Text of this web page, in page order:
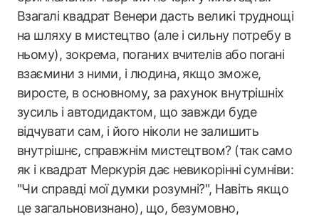
Взагалі квадрат Венери дасть великі труднощі
на шляху в мистецтво (але і сильну потребу в
ньому), зокрема, поганих вчителів або погані
взаємини з ними, і людина, якщо зможе,
виросте, в основному, за рахунок внутрішніх
зусиль і автодидактом, що завжди буде
відчувати сам, і його ніколи не залишить
внутрішнє, справжнім мистецтвом? (так само
як і квадрат Меркурія дає невикорінні сумніви:
"Чи справді мої думки розумні?", Навіть якщо
це загальновизнано), що, безумовно,